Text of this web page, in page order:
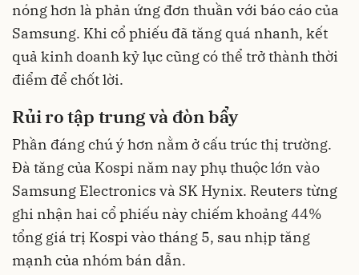
nóng hơn là phản ứng đơn thuần với báo cáo của
Samsung. Khi cổ phiếu đã tăng quá nhanh, kết
quả kinh doanh kỷ lục cũng có thể trở thành thời
điểm để chốt lời.
Rủi ro tập trung và đòn bẩy
Phần đáng chú ý hơn nằm ở cấu trúc thị trường.
Đà tăng của Kospi năm nay phụ thuộc lớn vào
Samsung Electronics và SK Hynix. Reuters từng
ghi nhận hai cổ phiếu này chiếm khoảng 44%
tổng giá trị Kospi vào tháng 5, sau nhịp tăng
mạnh của nhóm bán dẫn.